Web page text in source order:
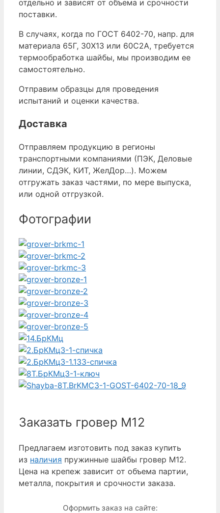
отдельно и зависят от объема и срочности
поставки.
В случаях, когда по ГОСТ 6402-70, напр. для
материала 65Г, 30Х13 или 60С2А, требуется
термообработка шайбы, мы производим ее
самостоятельно.
Отправим образцы для проведения
испытаний и оценки качества.
Доставка
Отправляем продукцию в регионы
транспортными компаниями (ПЭК, Деловые
линии, СДЭК, КИТ, ЖелДор…). Можем
отгружать заказ частями, по мере выпуска,
или одной отгрузкой.
Фотографии
Заказать гровер М12
Предлагаем изготовить под заказ купить
из наличия пружинные шайбы гровер М12.
Цена на крепеж зависит от объема партии,
металла, покрытия и срочности заказа.
Оформить заказ на сайте: